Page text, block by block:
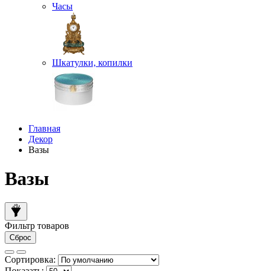
Часы
Шкатулки, копилки
Главная
Декор
Вазы
Вазы
Фильтр товаров
Сброс
Сортировка: